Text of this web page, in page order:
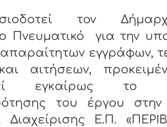
τον
Πνευματικό για την
εγγράφων,
αιτήσεων,
εγκαίρως το
του έργου στην
Διαχείρισης Ε.Π.